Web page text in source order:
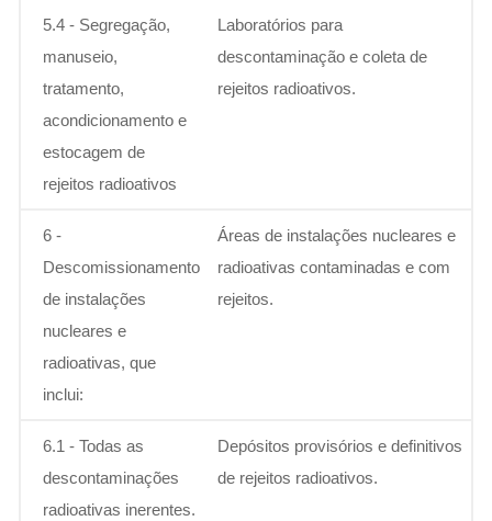
5.4 - Segregação,
manuseio,
tratamento,
acondicionamento e
estocagem de
rejeitos radioativos
Laboratórios para
descontaminação e coleta de
rejeitos radioativos.
6 -
Descomissionamento
de instalações
nucleares e
radioativas, que
inclui:
Áreas de instalações nucleares e
radioativas contaminadas e com
rejeitos.
6.1 - Todas as
descontaminações
radioativas inerentes.
Depósitos provisórios e definitivos
de rejeitos radioativos.